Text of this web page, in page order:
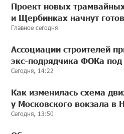
Проект новых
и Щербинках начнут
Главное сегодня
Ассоциации строителей
экс-подрядчика ФОКа под
Сегодня, 14:22
Как изменилась схема
у Московского вокзала в
Сегодня, 13:50